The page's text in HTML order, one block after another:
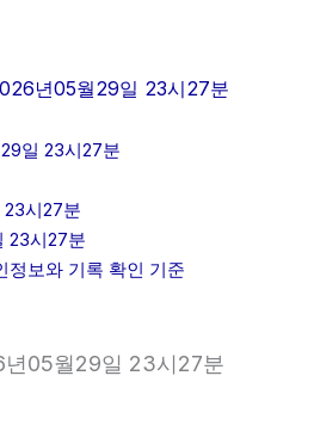
년05월29일 23시27분
일 23시27분
시27분
23시27분
정보와 기록 확인 기준
05월29일 23시27분